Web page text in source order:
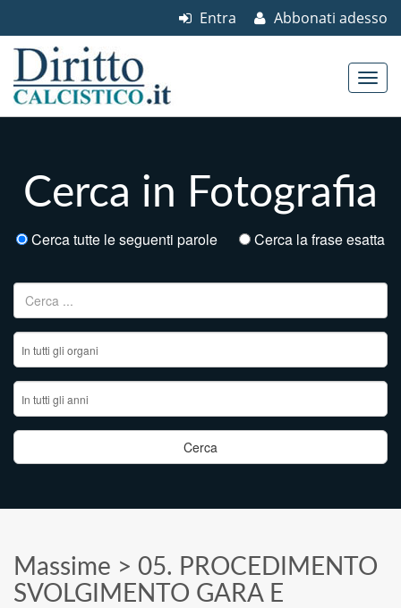
Abbonati adesso
Entra
Cerca in Fotografia
Cerca tutte le seguenti parole Cerca la frase esatta
Ricerca per:
Massime > 05. PROCEDIMENTO
SVOLGIMENTO GARA E